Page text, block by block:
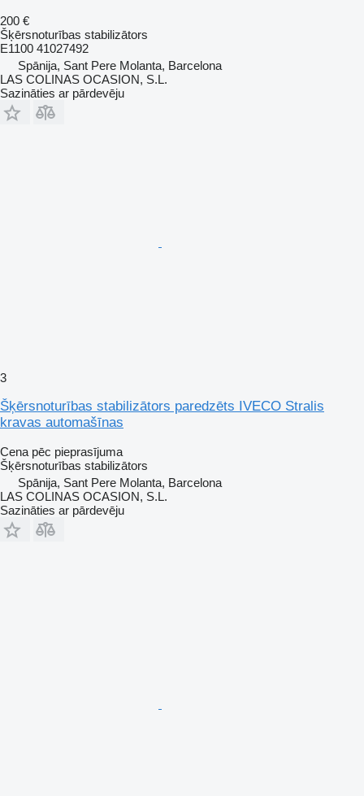
200 €
Šķērsnoturības stabilizātors
E1100 41027492
Spānija, Sant Pere Molanta, Barcelona
LAS COLINAS OCASION, S.L.
Sazināties ar pārdevēju
3
Šķērsnoturības stabilizātors paredzēts IVECO Stralis
kravas automašīnas
Cena pēc pieprasījuma
Šķērsnoturības stabilizātors
Spānija, Sant Pere Molanta, Barcelona
LAS COLINAS OCASION, S.L.
Sazināties ar pārdevēju